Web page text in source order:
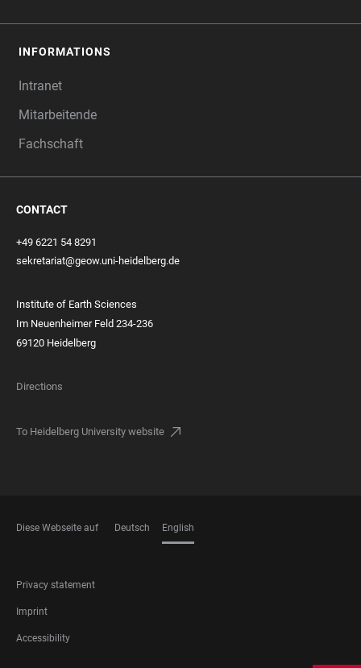
INFORMATIONS
Intranet
Mitarbeitende
Fachschaft
CONTACT
+49 6221 54 8291
sekretariat@geow.uni-heidelberg.de
Institute of Earth Sciences
Im Neuenheimer Feld 234-236
69120 Heidelberg
Directions
To Heidelberg University website
Diese Webseite auf Deutsch English
FOOTER
LEGAL
Privacy statement
Imprint
Accessibility